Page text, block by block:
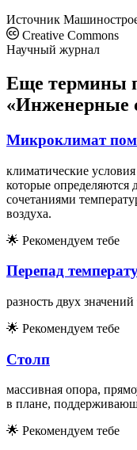
Источник
Creative Commons
Научный журнал
Еще термины
«Инженерные
Микроклимат
климатические
которые определяются
сочетаниями
воздуха.
🌟 Рекомендуем тебе
Перепад
разность двух
🌟 Рекомендуем тебе
Столп
массивная опора,
в плане,
🌟 Рекомендуем тебе